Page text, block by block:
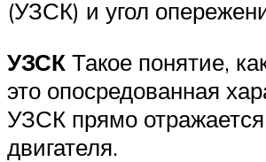
Меню
(УЗСК) и угол
УЗСК Такое понятие,
это опосредованная
УЗСК прямо отражается
двигателя.